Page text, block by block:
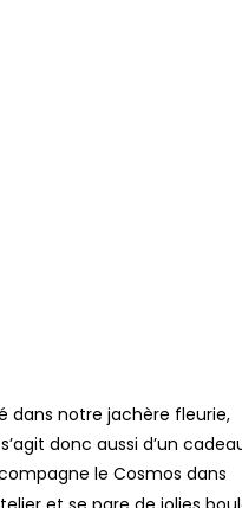
dans notre jachère fleurie,
donc aussi d’un
le Cosmos dans